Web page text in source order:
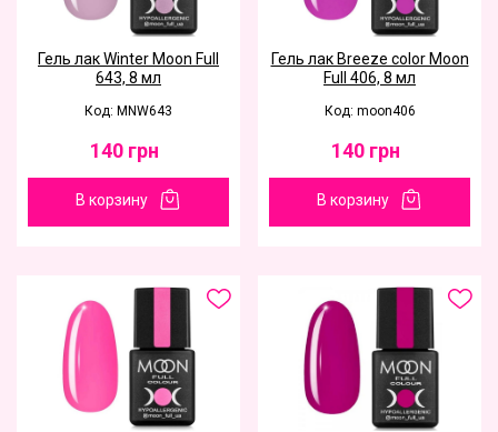
Гель лак Winter Moon Full
643, 8 мл
Код: MNW643
140 грн
В корзину
Гель лак Breeze color Moon
Full 406, 8 мл
Код: moon406
140 грн
В корзину